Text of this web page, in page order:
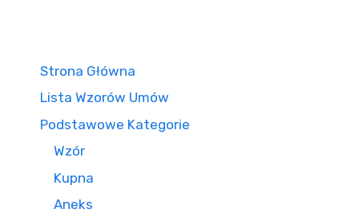
Strona Główna
Lista Wzorów Umów
Podstawowe Kategorie
Wzór
Kupna
Aneks